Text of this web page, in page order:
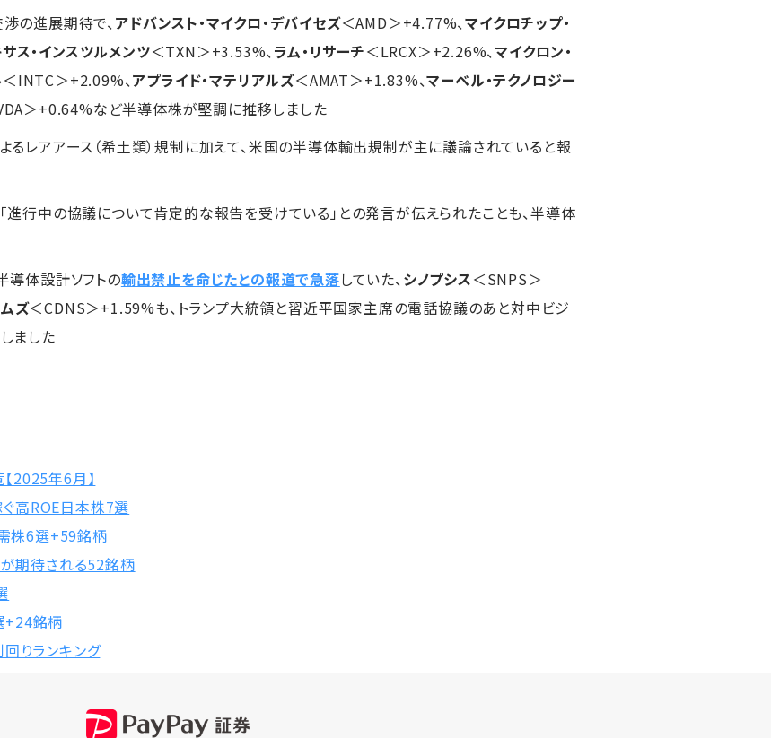
の進展期待で、アドバンスト・マイクロ・デバイセズ＜AMD＞+4.77%、マイクロチップ・
ス・インスツルメンツ＜TXN＞+3.53%、ラム・リサーチ＜LRCX＞+2.26%、マイクロン・
＜INTC＞+2.09%、アプライド・マテリアルズ＜AMAT＞+1.83%、マーベル・テクノロジー
＞+0.64%など半導体株が堅調に推移しました
レアアース（希土類）規制に加えて、米国の半導体輸出規制が主に議論されていると報
行中の協議について肯定的な報告を受けている」との発言が伝えられたことも、半導体
体設計ソフトの輸出禁止を命じたとの報道で急落していた、シノプシス＜SNPS＞
ズ＜CDNS＞+1.59%も、トランプ大統領と習近平国家主席の電話協議のあと対中ビジ
ました
2025年6月】
高ROE日本株7選
株6選+59銘柄
期待される52銘柄
+24銘柄
りランキング